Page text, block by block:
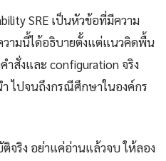
SRE เป็นหัวข้อที่มีความ
วามนี้ได้อธิบายตั้งแต่แนวคิดพื้น
ำสั่งและ configuration จริง
ไปจนถึงกรณีศึกษาในองค์กร
จริง อย่าแค่อ่านแล้วจบ ให้ลอง